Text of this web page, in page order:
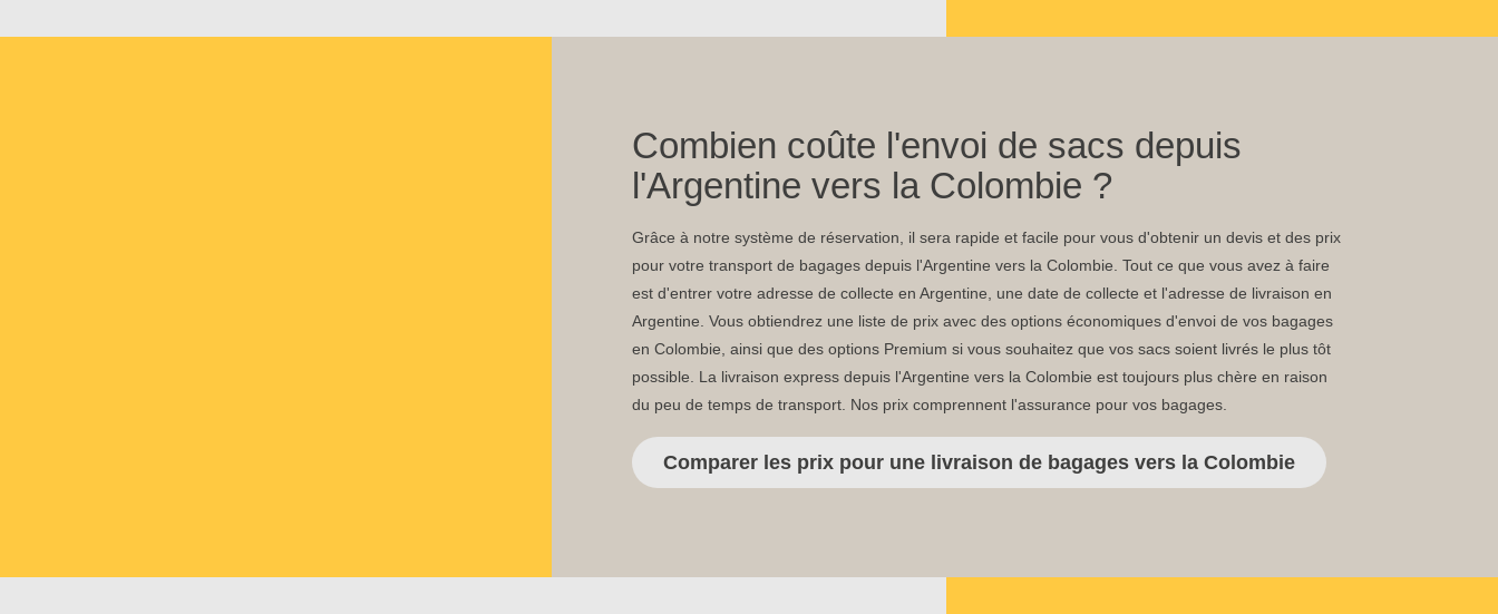
Combien coûte l'envoi de sacs depuis
l'Argentine vers la Colombie ?
Grâce à notre système de réservation, il sera rapide et facile pour vous d'obtenir un devis et des prix
pour votre transport de bagages depuis l'Argentine vers la Colombie. Tout ce que vous avez à faire
est d'entrer votre adresse de collecte en Argentine, une date de collecte et l'adresse de livraison en
Argentine. Vous obtiendrez une liste de prix avec des options économiques d'envoi de vos bagages
en Colombie, ainsi que des options Premium si vous souhaitez que vos sacs soient livrés le plus tôt
possible. La livraison express depuis l'Argentine vers la Colombie est toujours plus chère en raison
du peu de temps de transport. Nos prix comprennent l'assurance pour vos bagages.
Comparer les prix pour une livraison de bagages vers la Colombie